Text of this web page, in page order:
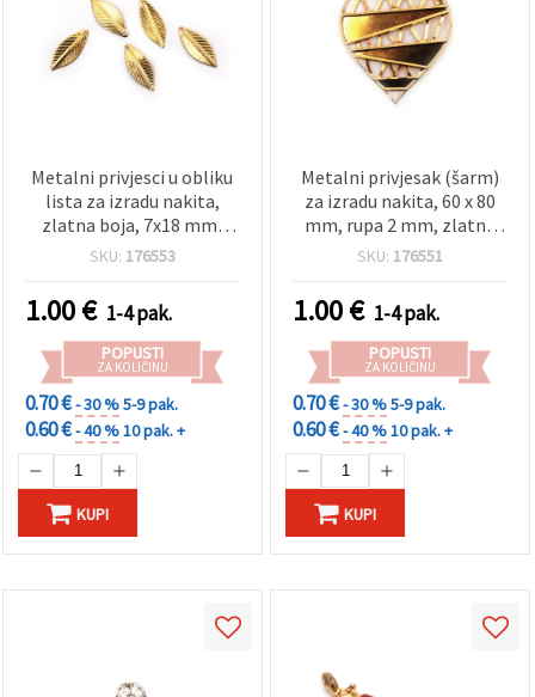
Metalni privjesci u obliku
lista za izradu nakita,
zlatna boja, 7x18 mm,
rupa 0,5 mm – 20 kom
SKU: 176553
1.00€ 1-4 pak.
POPUSTI
ZA KOLIČINU
0.70 €- 30 %5-9 pak.
0.60 €- 40 %10 pak. +
KUPI
Metalni privjesak (šarm)
za izradu nakita, 60 x 80
mm, rupa 2 mm, zlatna
boja – 5 komada
SKU: 176551
1.00€ 1-4 pak.
POPUSTI
ZA KOLIČINU
0.70 €- 30 %5-9 pak.
0.60 €- 40 %10 pak. +
KUPI